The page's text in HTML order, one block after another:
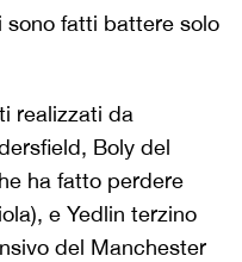
sono fatti battere solo
realizzati da
Boly del
ha fatto perdere
e Yedlin terzino
del Manchester